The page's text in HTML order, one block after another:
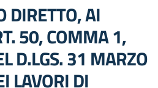
DIRETTO, AI
50, COMMA 1,
D.LGS. 31 MARZO
LAVORI DI